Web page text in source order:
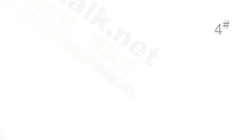
4#